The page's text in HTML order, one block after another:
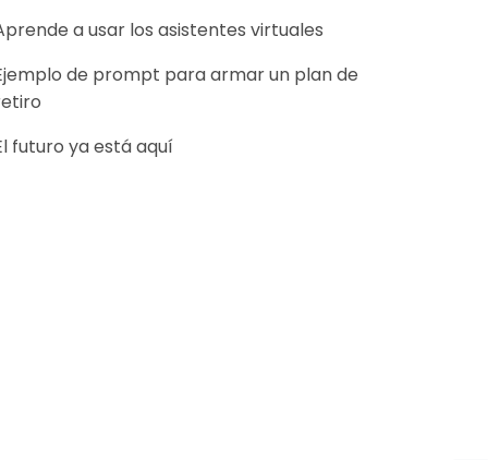
a usar los asistentes virtuales
de prompt para armar un plan de
futuro ya está aquí